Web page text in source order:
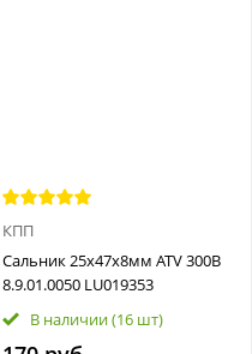
КПП
Сальник 25х47х8мм ATV 300B
8.9.01.0050 LU019353
В наличии(16 шт)